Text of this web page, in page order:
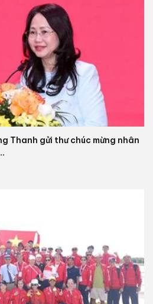
Thanh gửi thư chúc mừng nhân